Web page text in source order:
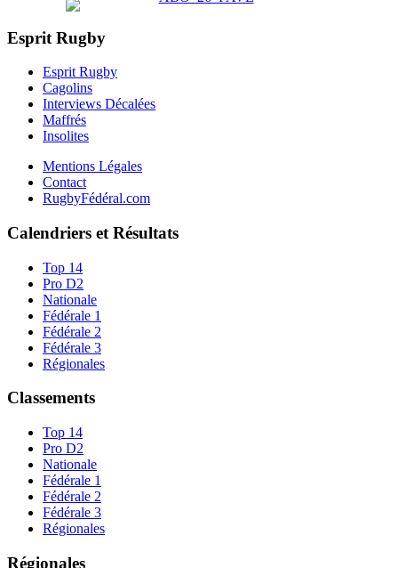
Esprit Rugby
Esprit Rugby
Cagolins
Interviews Décalées
Maffrés
Insolites
Mentions Légales
Contact
RugbyFédéral.com
Calendriers et Résultats
Top 14
Pro D2
Nationale
Fédérale 1
Fédérale 2
Fédérale 3
Régionales
Classements
Top 14
Pro D2
Nationale
Fédérale 1
Fédérale 2
Fédérale 3
Régionales
Régionales